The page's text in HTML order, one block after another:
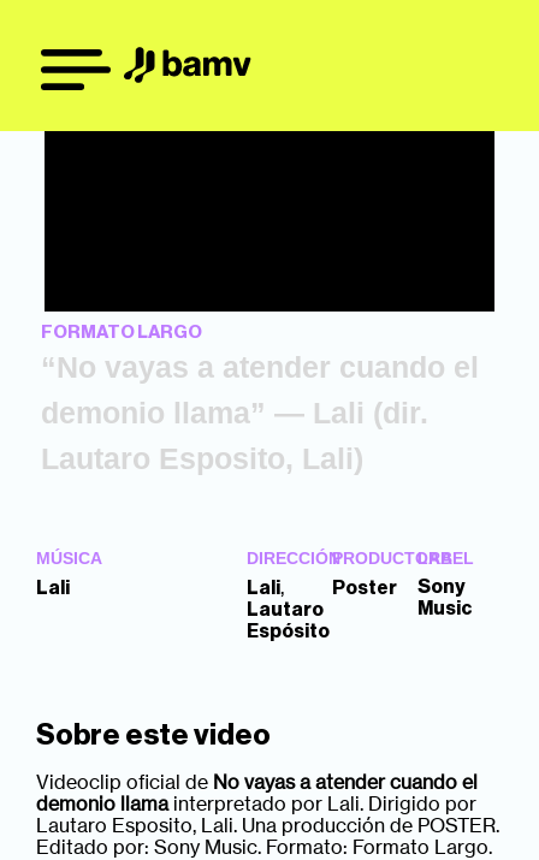
FORMATO LARGO
“No vayas a atender cuando el
demonio llama” — Lali (dir.
Lautaro Esposito, Lali)
MÚSICA
Lali
DIRECCIÓN
Lali,
Lautaro
Espósito
PRODUCTORA
Poster
LABEL
Sony
Music
Sobre este video
Videoclip oficial de No vayas a atender cuando el
demonio llamainterpretado por Lali. Dirigido por
Lautaro Esposito, Lali. Una producción de POSTER.
Editado por: Sony Music. Formato: Formato Largo.